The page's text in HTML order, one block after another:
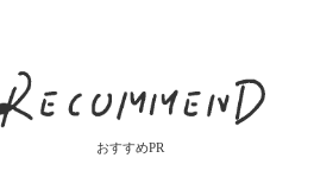
おすすめPR